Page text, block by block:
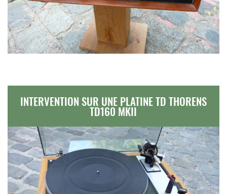
INTERVENTION SUR UNE PLATINE TD THORENS
TD160 MKII